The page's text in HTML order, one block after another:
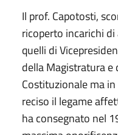
Il prof. Capotosti,
ricoperto incarichi
quelli di
della Magistratura e
Costituzionale ma
reciso il legame
ha consegnato nel